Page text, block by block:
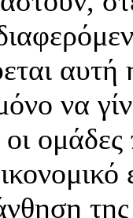
να
ομάδες